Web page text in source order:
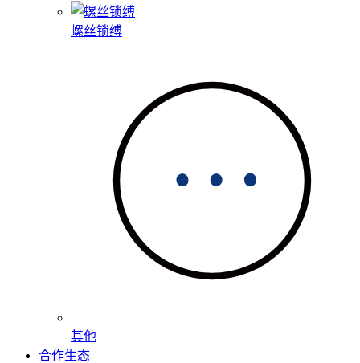
螺丝锁缚
其他
合作生态